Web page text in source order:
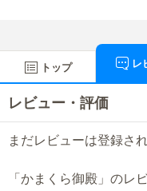
トップ レ
レビュー・評価
まだレビューは登録さ
「かまくら御殿」のレ